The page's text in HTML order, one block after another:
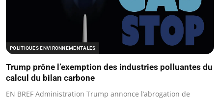
POLITIQUES ENVIRONNEMENTALES
Trump prône l’exemption des industries polluantes du
calcul du bilan carbone
EN BREF Administration Trump annonce l’abrogation de